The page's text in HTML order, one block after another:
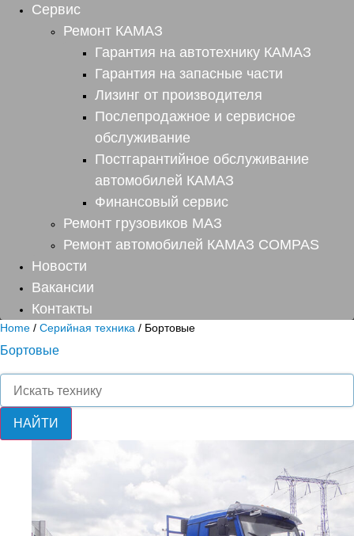
Сервис
Ремонт КАМАЗ
Гарантия на автотехнику КАМАЗ
Гарантия на запасные части
Лизинг от производителя
Послепродажное и сервисное
обслуживание
Постгарантийное обслуживание
автомобилей КАМАЗ
Финансовый сервис
Ремонт грузовиков МАЗ
Ремонт автомобилей КАМАЗ COMPAS
Новости
Вакансии
Контакты
Home / Серийная техника / Бортовые
Бортовые
Поиск
товаров
НАЙТИ